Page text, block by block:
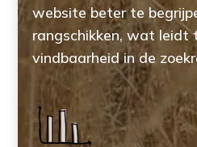
website beter te
rangschikken, wat leidt
vindbaarheid in de